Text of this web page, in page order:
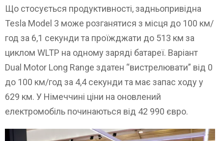
Що стосується продуктивності, задньопривідна
Tesla Model 3 може розганятися з місця до 100 км/
год за 6,1 секунди та проїжджати до 513 км за
циклом WLTP на одному заряді батареї. Варіант
Dual Motor Long Range здатен “вистрелювати” від 0
до 100 км/год за 4,4 секунди та має запас ходу у
629 км. У Німеччині ціни на оновлений
електромобіль починаються від 42 990 євро.